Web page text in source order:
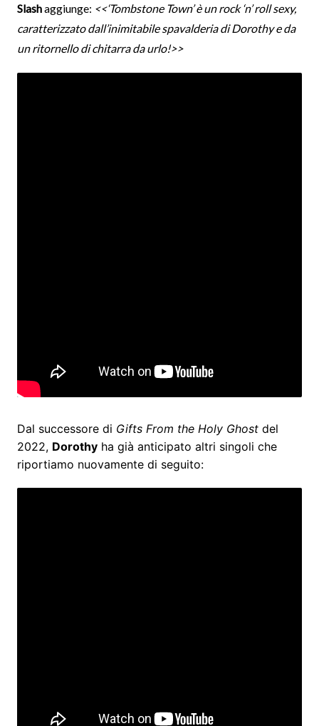
Slashaggiunge: <<‘Tombstone Town’ è un rock ‘n’ roll sexy,
caratterizzato dall’inimitabile spavalderia di Dorothy e da
un ritornello di chitarra da urlo!>>
Dal successore di Gifts From the Holy Ghostdel
2022, Dorothyha già anticipato altri singoli che
riportiamo nuovamente di seguito: